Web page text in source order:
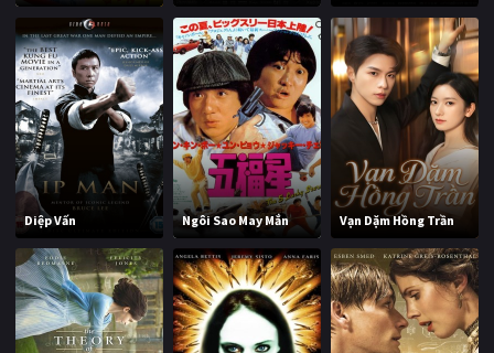
Diệp Vấn Ngôi Sao May Mắn Vạn Dặm Hồng Trần